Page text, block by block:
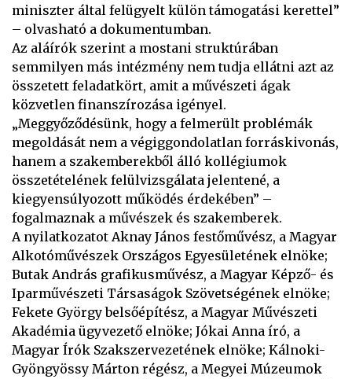
miniszter által felügyelt külön támogatási kerettel”
– olvasható a dokumentumban.
Az aláírók szerint a mostani struktúrában
semmilyen más intézmény nem tudja ellátni azt az
összetett feladatkört, amit a művészeti ágak
közvetlen finanszírozása igényel.
„Meggyőződésünk, hogy a felmerült problémák
megoldását nem a végiggondolatlan forráskivonás,
hanem a szakemberekből álló kollégiumok
összetételének felülvizsgálata jelentené, a
kiegyensúlyozott működés érdekében” –
fogalmaznak a művészek és szakemberek.
A nyilatkozatot Aknay János festőművész, a Magyar
Alkotóművészek Országos Egyesületének elnöke;
Butak András grafikusművész, a Magyar Képző- és
Iparművészeti Társaságok Szövetségének elnöke;
Fekete György belsőépítész, a Magyar Művészeti
Akadémia ügyvezető elnöke; Jókai Anna író, a
Magyar Írók Szakszervezetének elnöke; Kálnoki-
Gyöngyössy Márton régész, a Megyei Múzeumok